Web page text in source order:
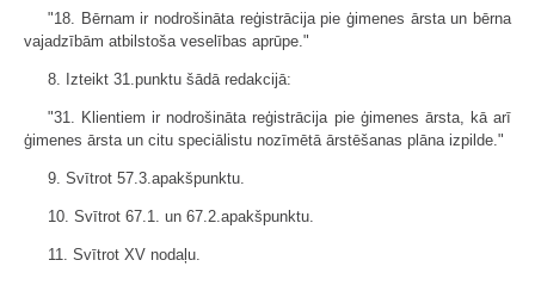
"18. Bērnam ir nodrošināta reģistrācija pie ģimenes ārsta un bērna
vajadzībām atbilstoša veselības aprūpe."
8. Izteikt 31.punktu šādā redakcijā:
"31. Klientiem ir nodrošināta reģistrācija pie ģimenes ārsta, kā arī
ģimenes ārsta un citu speciālistu nozīmētā ārstēšanas plāna izpilde."
9. Svītrot 57.3.apakšpunktu.
10. Svītrot 67.1. un 67.2.apakšpunktu.
11. Svītrot XV nodaļu.